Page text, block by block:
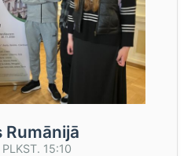
15:10